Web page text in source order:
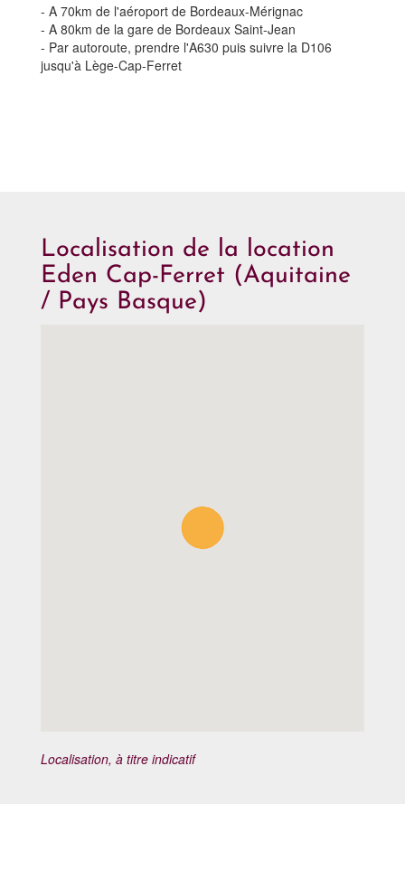
- A 70km de l'aéroport de Bordeaux-Mérignac
- A 80km de la gare de Bordeaux Saint-Jean
- Par autoroute, prendre l'A630 puis suivre la D106
jusqu'à Lège-Cap-Ferret
Localisation de la location
Eden Cap-Ferret (Aquitaine
/ Pays Basque)
Localisation, à titre indicatif